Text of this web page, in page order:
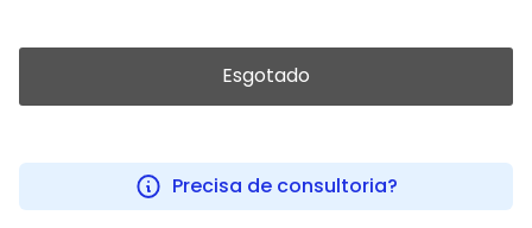
Esgotado
Precisa de consultoria?